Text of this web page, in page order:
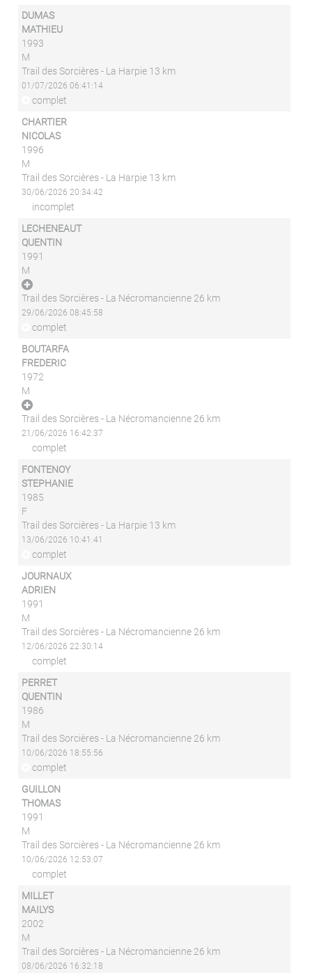
DUMAS
MATHIEU
1993
M
Trail des Sorcières - La Harpie 13 km
01/07/2026 06:41:14
complet
CHARTIER
NICOLAS
1996
M
Trail des Sorcières - La Harpie 13 km
30/06/2026 20:34:42
incomplet
LECHENEAUT
QUENTIN
1991
M
Trail des Sorcières - La Nécromancienne 26 km
29/06/2026 08:45:58
complet
BOUTARFA
FREDERIC
1972
M
Trail des Sorcières - La Nécromancienne 26 km
21/06/2026 16:42:37
complet
FONTENOY
STEPHANIE
1985
F
Trail des Sorcières - La Harpie 13 km
13/06/2026 10:41:41
complet
JOURNAUX
ADRIEN
1991
M
Trail des Sorcières - La Nécromancienne 26 km
12/06/2026 22:30:14
complet
PERRET
QUENTIN
1986
M
Trail des Sorcières - La Nécromancienne 26 km
10/06/2026 18:55:56
complet
GUILLON
THOMAS
1991
M
Trail des Sorcières - La Nécromancienne 26 km
10/06/2026 12:53:07
complet
MILLET
MAILYS
2002
M
Trail des Sorcières - La Nécromancienne 26 km
08/06/2026 16:32:18